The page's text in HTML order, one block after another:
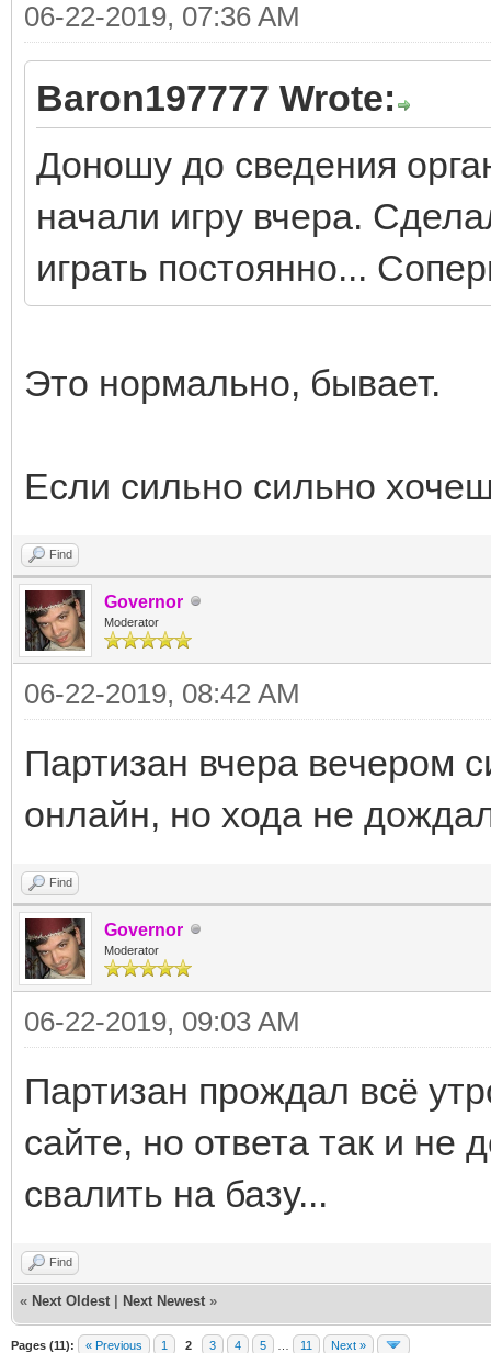
06-22-2019, 07:36 AM
Baron197777 Wrote:
Доношу до сведения
начали игру вчера.
играть постоянно...
Это нормально, бывает.
Если сильно сильно
Find
Governor
Moderator
06-22-2019, 08:42 AM
Партизан вчера вечером
онлайн, но хода не
Find
Governor
Moderator
06-22-2019, 09:03 AM
Партизан прождал всё
сайте, но ответа так и
свалить на базу...
Find
« Next Oldest Next Newest »
Pages (11): « Previous 1 2 3 4 5 11 Next »